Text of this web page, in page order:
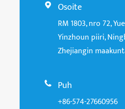
 Osoite
RM 1803, nro 72,
Yinzhoun piiri,
Zhejiangin
 Puh
+86-574-27660956